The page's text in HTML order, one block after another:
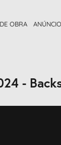
OBRA ANÚNCIO
-